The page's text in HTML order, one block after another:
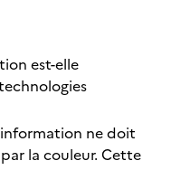
est-elle
ne doit
la couleur. Cette